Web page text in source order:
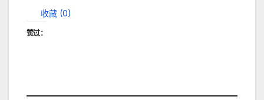
收藏 (0)
赞过：